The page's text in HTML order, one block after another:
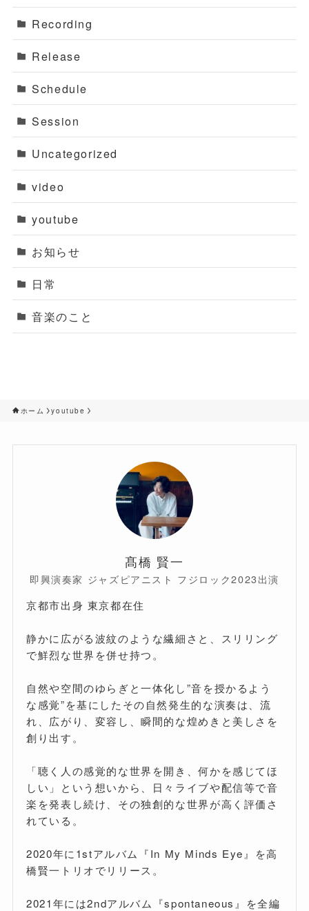
Recording
Release
Schedule
Session
Uncategorized
video
youtube
お知らせ
日常
音楽のこと
ホーム youtube
髙橋 賢一
即興演奏家 ジャズピアニスト フジロック2023出演
京都市出身 東京都在住
静かに広がる波紋のような繊細さと、スリリング
で鮮烈な世界を併せ持つ。
自然や空間のゆらぎと一体化し”音を授かるよう
な感覚”を基にしたその自然発生的な演奏は、流
れ、広がり、変容し、瞬間的な煌めきと美しさを
創り出す。
「聴く人の感覚的な世界を開き、何かを感じてほ
しい」という想いから、日々ライブや配信等で音
楽を発表し続け、その独創的な世界が高く評価さ
れている。
2020年に1stアルバム『In My Minds Eye』を高
橋賢一トリオでリリース。
2021年には2ndアルバム『spontaneous』を全編